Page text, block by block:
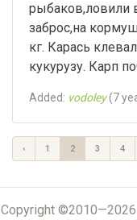
рыбаков,ловили
заброс,на
кг. Карась
кукурузу. Карп
Added: vodoley(7
‹ 1 2 3 4
Copyright ©2010—2026